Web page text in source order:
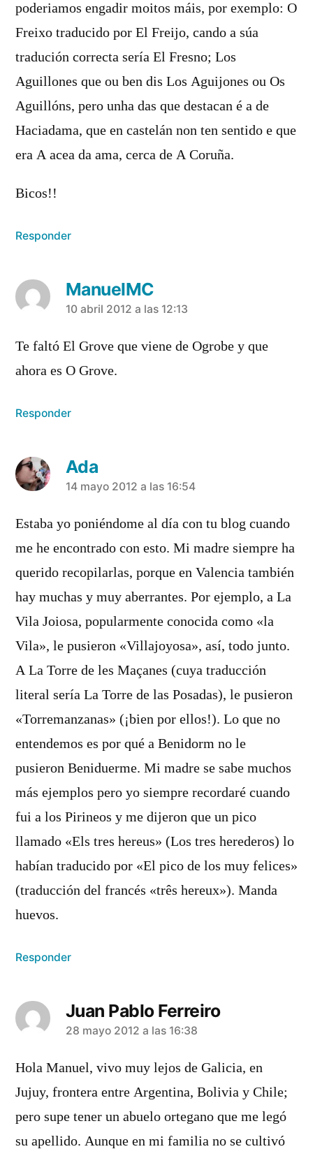
poderiamos engadir moitos máis, por exemplo: O
Freixo traducido por El Freijo, cando a súa
tradución correcta sería El Fresno; Los
Aguillones que ou ben dis Los Aguijones ou Os
Aguillóns, pero unha das que destacan é a de
Haciadama, que en castelán non ten sentido e que
era A acea da ama, cerca de A Coruña.
Bicos!!
Responder
ManuelMC
dice:
10 abril 2012 a las 12:13
Te faltó El Grove que viene de Ogrobe y que
ahora es O Grove.
Responder
Ada
dice:
14 mayo 2012 a las 16:54
Estaba yo poniéndome al día con tu blog cuando
me he encontrado con esto. Mi madre siempre ha
querido recopilarlas, porque en Valencia también
hay muchas y muy aberrantes. Por ejemplo, a La
Vila Joiosa, popularmente conocida como «la
Vila», le pusieron «Villajoyosa», así, todo junto.
A La Torre de les Maçanes (cuya traducción
literal sería La Torre de las Posadas), le pusieron
«Torremanzanas» (¡bien por ellos!). Lo que no
entendemos es por qué a Benidorm no le
pusieron Beniduerme. Mi madre se sabe muchos
más ejemplos pero yo siempre recordaré cuando
fui a los Pirineos y me dijeron que un pico
llamado «Els tres hereus» (Los tres herederos) lo
habían traducido por «El pico de los muy felices»
(traducción del francés «três hereux»). Manda
huevos.
Responder
Juan Pablo Ferreiro
dice:
28 mayo 2012 a las 16:38
Hola Manuel, vivo muy lejos de Galicia, en
Jujuy, frontera entre Argentina, Bolivia y Chile;
pero supe tener un abuelo ortegano que me legó
su apellido. Aunque en mi familia no se cultivó